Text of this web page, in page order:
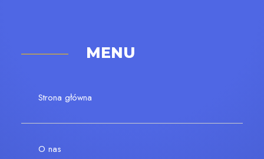
MENU
Strona główna
O nas